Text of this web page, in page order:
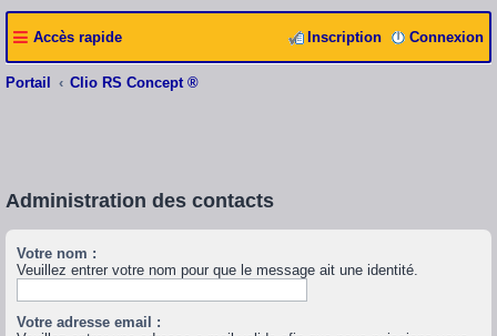
Accès rapide Connexion
Inscription
Portail Clio RS Concept ®
Administration des contacts
Votre nom :
Veuillez entrer votre nom pour que le message ait une identité.
Votre adresse email :